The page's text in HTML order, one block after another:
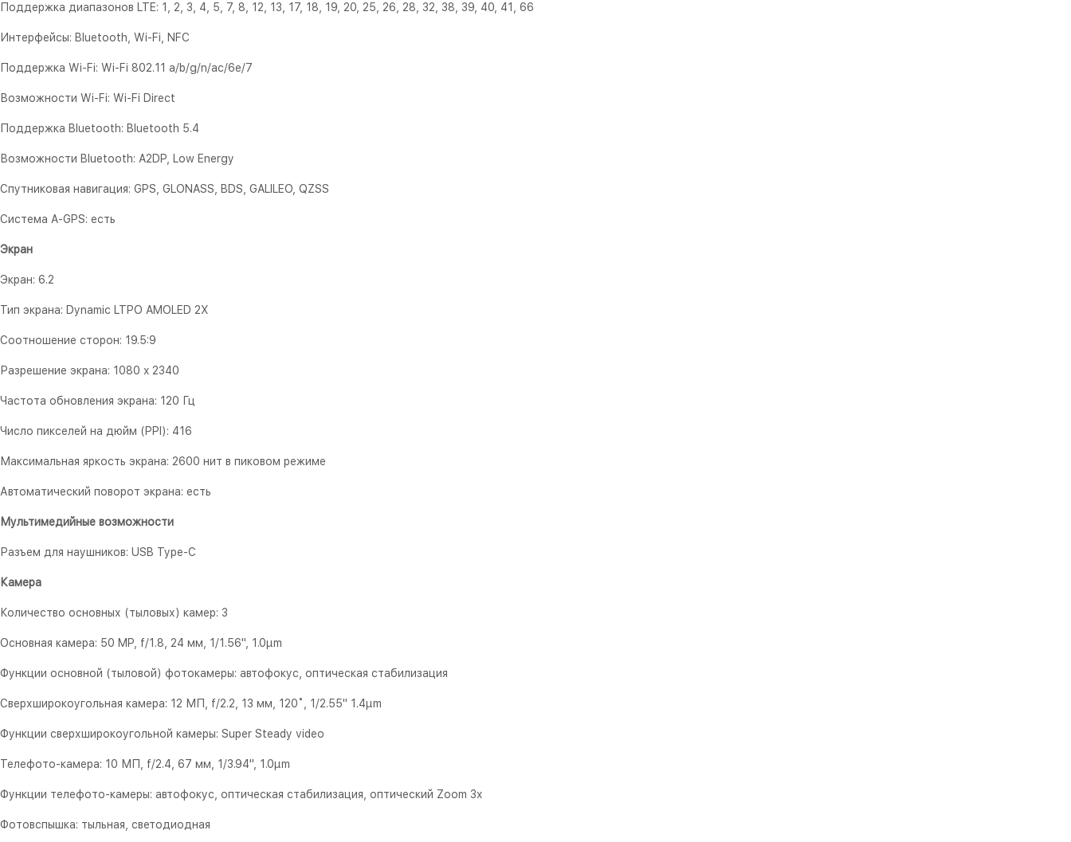
Поддержка диапазонов LTE: 1, 2, 3, 4, 5, 7, 8, 12, 13, 17, 18, 19, 20, 25, 26, 28, 32, 38, 39, 40, 41, 66
Интерфейсы: Bluetooth, Wi-Fi, NFC
Поддержка Wi-Fi: Wi-Fi 802.11 a/b/g/n/ac/6e/7
Возможности Wi-Fi: Wi-Fi Direct
Поддержка Bluetooth: Bluetooth 5.4
Возможности Bluetooth: A2DP, Low Energy
Спутниковая навигация: GPS, GLONASS, BDS, GALILEO, QZSS
Система A-GPS: есть
Экран
Экран: 6.2
Тип экрана: Dynamic LTPO AMOLED 2X
Соотношение сторон: 19.5:9
Разрешение экрана: 1080 x 2340
Частота обновления экрана: 120 Гц
Число пикселей на дюйм (PPI): 416
Максимальная яркость экрана: 2600 нит в пиковом режиме
Автоматический поворот экрана: есть
Мультимедийные возможности
Разъем для наушников: USB Type-C
Камера
Количество основных (тыловых) камер: 3
Основная камера: 50 MP, f/1.8, 24 мм, 1/1.56", 1.0µm
Функции основной (тыловой) фотокамеры: автофокус, оптическая стабилизация
Сверхширокоугольная камера: 12 МП, f/2.2, 13 мм, 120˚, 1/2.55" 1.4µm
Функции сверхширокоугольной камеры: Super Steady video
Телефото-камера: 10 МП, f/2.4, 67 мм, 1/3.94", 1.0µm
Функции телефото-камеры: автофокус, оптическая стабилизация, оптический Zoom 3x
Фотовспышка: тыльная, светодиодная